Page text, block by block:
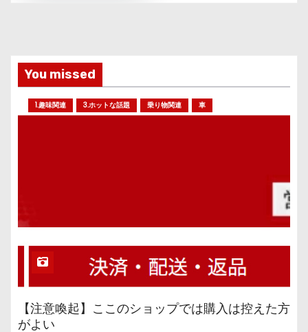
You missed
1.趣味関連 3.ホットな話題 乗り物関連 車
【注意喚起】ここのショップでは購入は控えた方
がよい